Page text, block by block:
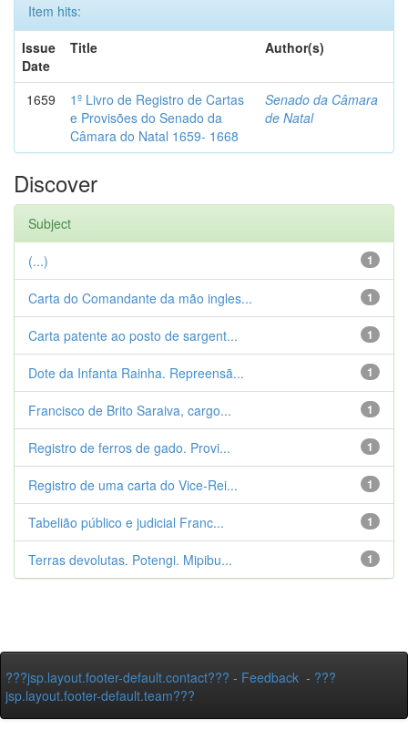
Item hits:
Issue
Date
Title Author(s)
1659
1º Livro de Registro de Cartas
e Provisões do Senado da
Câmara do Natal 1659- 1668
Senado da Câmara
de Natal
Discover
Subject
1
(...)
1
Carta do Comandante da mão ingles...
1
Carta patente ao posto de sargent...
1
Dote da Infanta Rainha. Repreensã...
1
Francisco de Brito Saraiva, cargo...
1
Registro de ferros de gado. Provi...
1
Registro de uma carta do Vice-Rei...
1
Tabelião público e judicial Franc...
1
Terras devolutas. Potengi. Mipibu...
???jsp.layout.footer-default.contact??? - Feedback - ???
jsp.layout.footer-default.team???